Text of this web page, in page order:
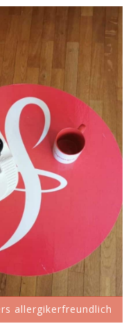
allergikerfreundlich